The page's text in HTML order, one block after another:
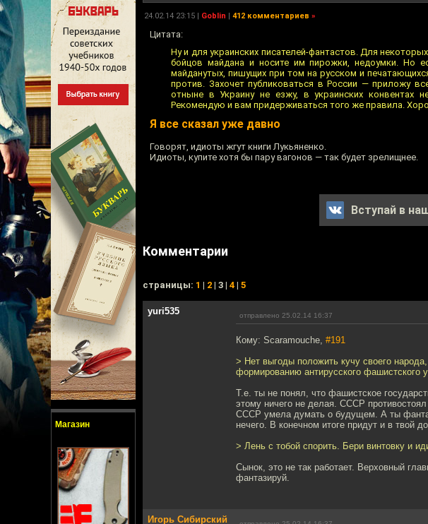
Магазин
24.02.14 23:15 | Goblin | 412 комментариев »
Цитата:
Ну и для украинских писателей-фантастов. Для
бойцов майдана и носите им пирожки, недоумки. Но
майданутых, пишущих при том на русском и
против. Захочет публиковаться в России — приложу
отныне в Украину не езжу, в украинских конвентах
Рекомендую и вам придерживаться того же правила.
Я все сказал уже давно
Говорят, идиоты жгут книги Лукьяненко.
Идиоты, купите хотя бы пару вагонов — так будет зрелищнее.
Вступай в
Комментарии
cтраницы: 1 | 2 | 3 | 4 | 5
yuri535 отправлено 25.02.14 16:37
Кому: Scaramouche, #191
> Нет выгоды положить кучу своего
формированию антирусского фашистского
Т.е. ты не понял, что фашистское
этому ничего не делая. СССР
СССР умела думать о будущем. А ты
нечего. В конечном итоге придут и в твой
> Лень с тобой спорить. Бери винтовку и
Сынок, это не так работает. Верховный
фантазируй.
Игорь Сибирский